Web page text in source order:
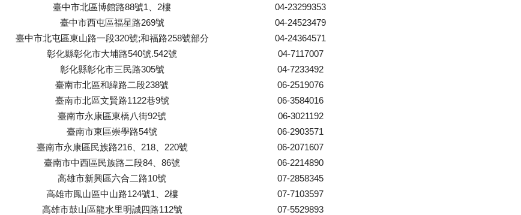
臺中市北區博館路88號1、2樓
04-23299353
臺中市西屯區福星路269號
04-24523479
臺中市北屯區東山路一段320號;和福路258號部分
04-24364571
彰化縣彰化市大埔路540號.542號
04-7117007
彰化縣彰化市三民路305號
04-7233492
臺南市北區和緯路二段238號
06-2519076
臺南市北區文賢路1122巷9號
06-3584016
臺南市永康區東橋八街92號
06-3021192
臺南市東區崇學路54號
06-2903571
臺南市永康區民族路216、218、220號
06-2071607
臺南市中西區民族路二段84、86號
06-2214890
高雄市新興區六合二路10號
07-2858345
高雄市鳳山區中山路124號1、2樓
07-7103597
高雄市鼓山區龍水里明誠四路112號
07-5529893